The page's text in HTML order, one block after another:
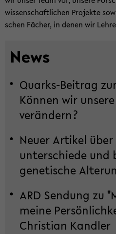
wis­sen­schaft­li­chen Pro­jek­te
schen Fä­cher, in denen wir
News
Quarks-​Beitrag
Kön­nen wir
ver­än­dern?
Neuer Ar­ti­kel
un­ter­schie­de
ge­ne­ti­sche
ARD Sen­dung zu
meine
Chris­ti­an Kand­ler